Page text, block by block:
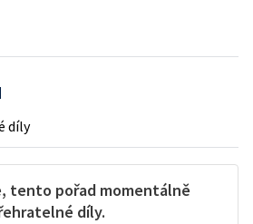
díly
tento pořad momentálně
díly.